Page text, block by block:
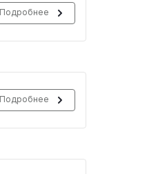
Подробнее
Подробнее